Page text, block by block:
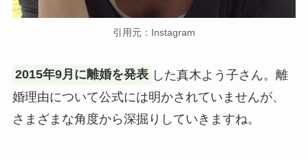
引用元：Instagram
2015年9月に離婚を発表 した真木よう子さん。離
婚理由について公式には明かされていませんが、
さまざまな角度から深掘りしていきますね。